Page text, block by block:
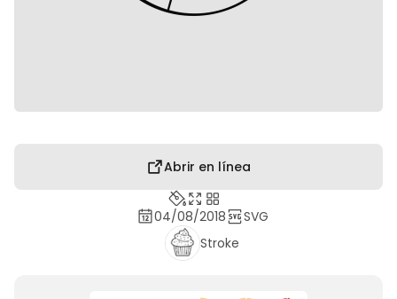
Abrir en línea
04/08/2018
SVG
Stroke